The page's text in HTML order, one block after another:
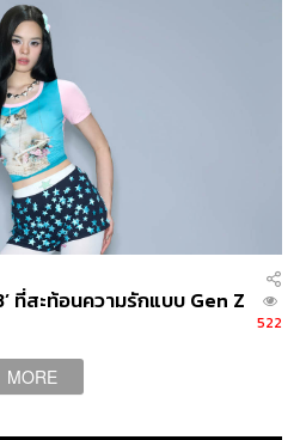
THE AUTHOR
WEALTH
าวเศรษฐกิจ ธุรกิจ และการลงทุน โดย
THE STANDARD
ที่สะท้อนความรักแบบ Gen Z
522
MORE